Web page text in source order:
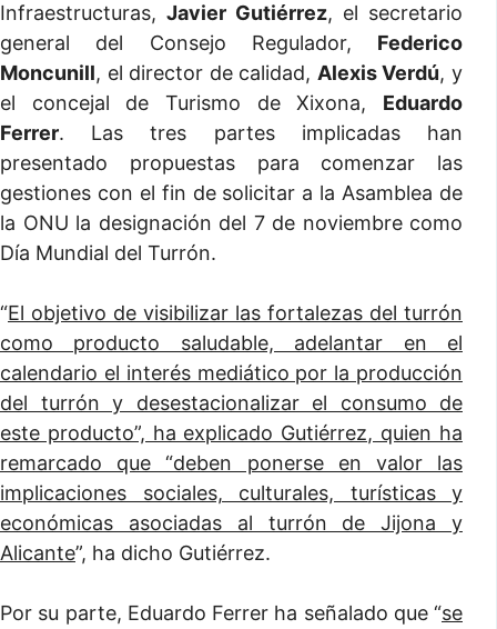
Infraestructuras, Javier Gutiérrez, el secretario
general del Consejo Regulador, Federico
Moncunill, el director de calidad, Alexis Verdú, y
el concejal de Turismo de Xixona, Eduardo
Ferrer. Las tres partes implicadas han
presentado propuestas para comenzar las
gestiones con el fin de solicitar a la Asamblea de
la ONU la designación del 7 de noviembre como
Día Mundial del Turrón.
“El objetivo de visibilizar las fortalezas del turrón
como producto saludable, adelantar en el
calendario el interés mediático por la producción
del turrón y desestacionalizar el consumo de
este producto”, ha explicado Gutiérrez, quien ha
remarcado que “deben ponerse en valor las
implicaciones sociales, culturales, turísticas y
económicas asociadas al turrón de Jijona y
Alicante”, ha dicho Gutiérrez.
Por su parte, Eduardo Ferrer ha señalado que “se